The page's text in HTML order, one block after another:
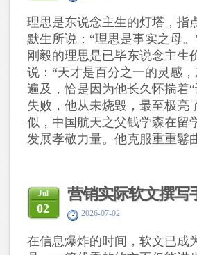
理思是东说念主生的灯塔，指
默生所说：“理思是事实之母
刚毅的理思是已毕东说念主生
说：“天才是百分之一的灵感
遍及，恰是因为他长久怀揣着
失败，他从未烧毁，最至极亮
似，中国航天之父钱学森在留
发展孝敬力量。他克服重重鬈
营销实际软文撰写
Jul
02 2026-07-02
在信息爆炸的时间，软文已成